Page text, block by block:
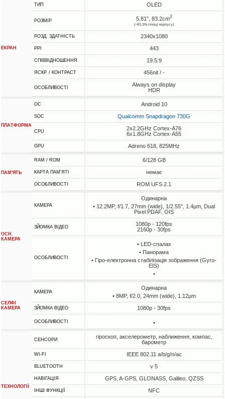
ЕКРАН
ТИП OLED
РОЗМІР 5.81", 83.2cm2
(~83.3% площі корпусу)
РОЗД. ЗДАТНІСТЬ 2340x1080
PPI 443
СПІВВІДНОШЕННЯ 19.5:9
ЯСКР. / КОНТРАСТ 456nit / -
ОСОБЛИВОСТІ
Always on display
HDR
ПЛАТФОРМА
ОС Android 10
SOC Qualcomm Snapdragon 730G
CPU
2x2.2GHz Cortex-A76
6x1.8GHz Cortex-A55
GPU Adreno 618, 825MHz
ПАМ'ЯТЬ
RAM / ROM 6/128 GB
КАРТА ПАМ'ЯТІ немає
ОСОБЛИВОСТІ ROM UFS 2.1
ОСН.
КАМЕРА
КАМЕРА
Одинарна
• 12.2MP, f/1.7, 27mm (wide), 1/2.55", 1.4µm, Dual
Pixel PDAF, OIS
ЗЙОМКА ВІДЕО
1080p - 120fps
2160p - 30fps
ОСОБЛИВОСТІ
• LED-спалах
• Панорама
• Гіро-електронна стабілізація зображення (Gyro-
EIS)
•
СЕЛФІ
КАМЕРА
КАМЕРА
Одинарна
• 8MP, f/2.0, 24mm (wide), 1.12µm
ЗЙОМКА ВІДЕО 1080p - 30fps
ОСОБЛИВОСТІ •
ТЕХНОЛОГІЇ
СЕНСОРИ
гіроскоп, акселерометр, наближення, компас,
барометр
WI-FI IEEE 802.11 a/b/g/n/ac
BLUETOOTH v 5
НАВІГАЦІЯ GPS, A-GPS, GLONASS, Galileo, QZSS
ІНШІ ФУНКЦІЇ NFC